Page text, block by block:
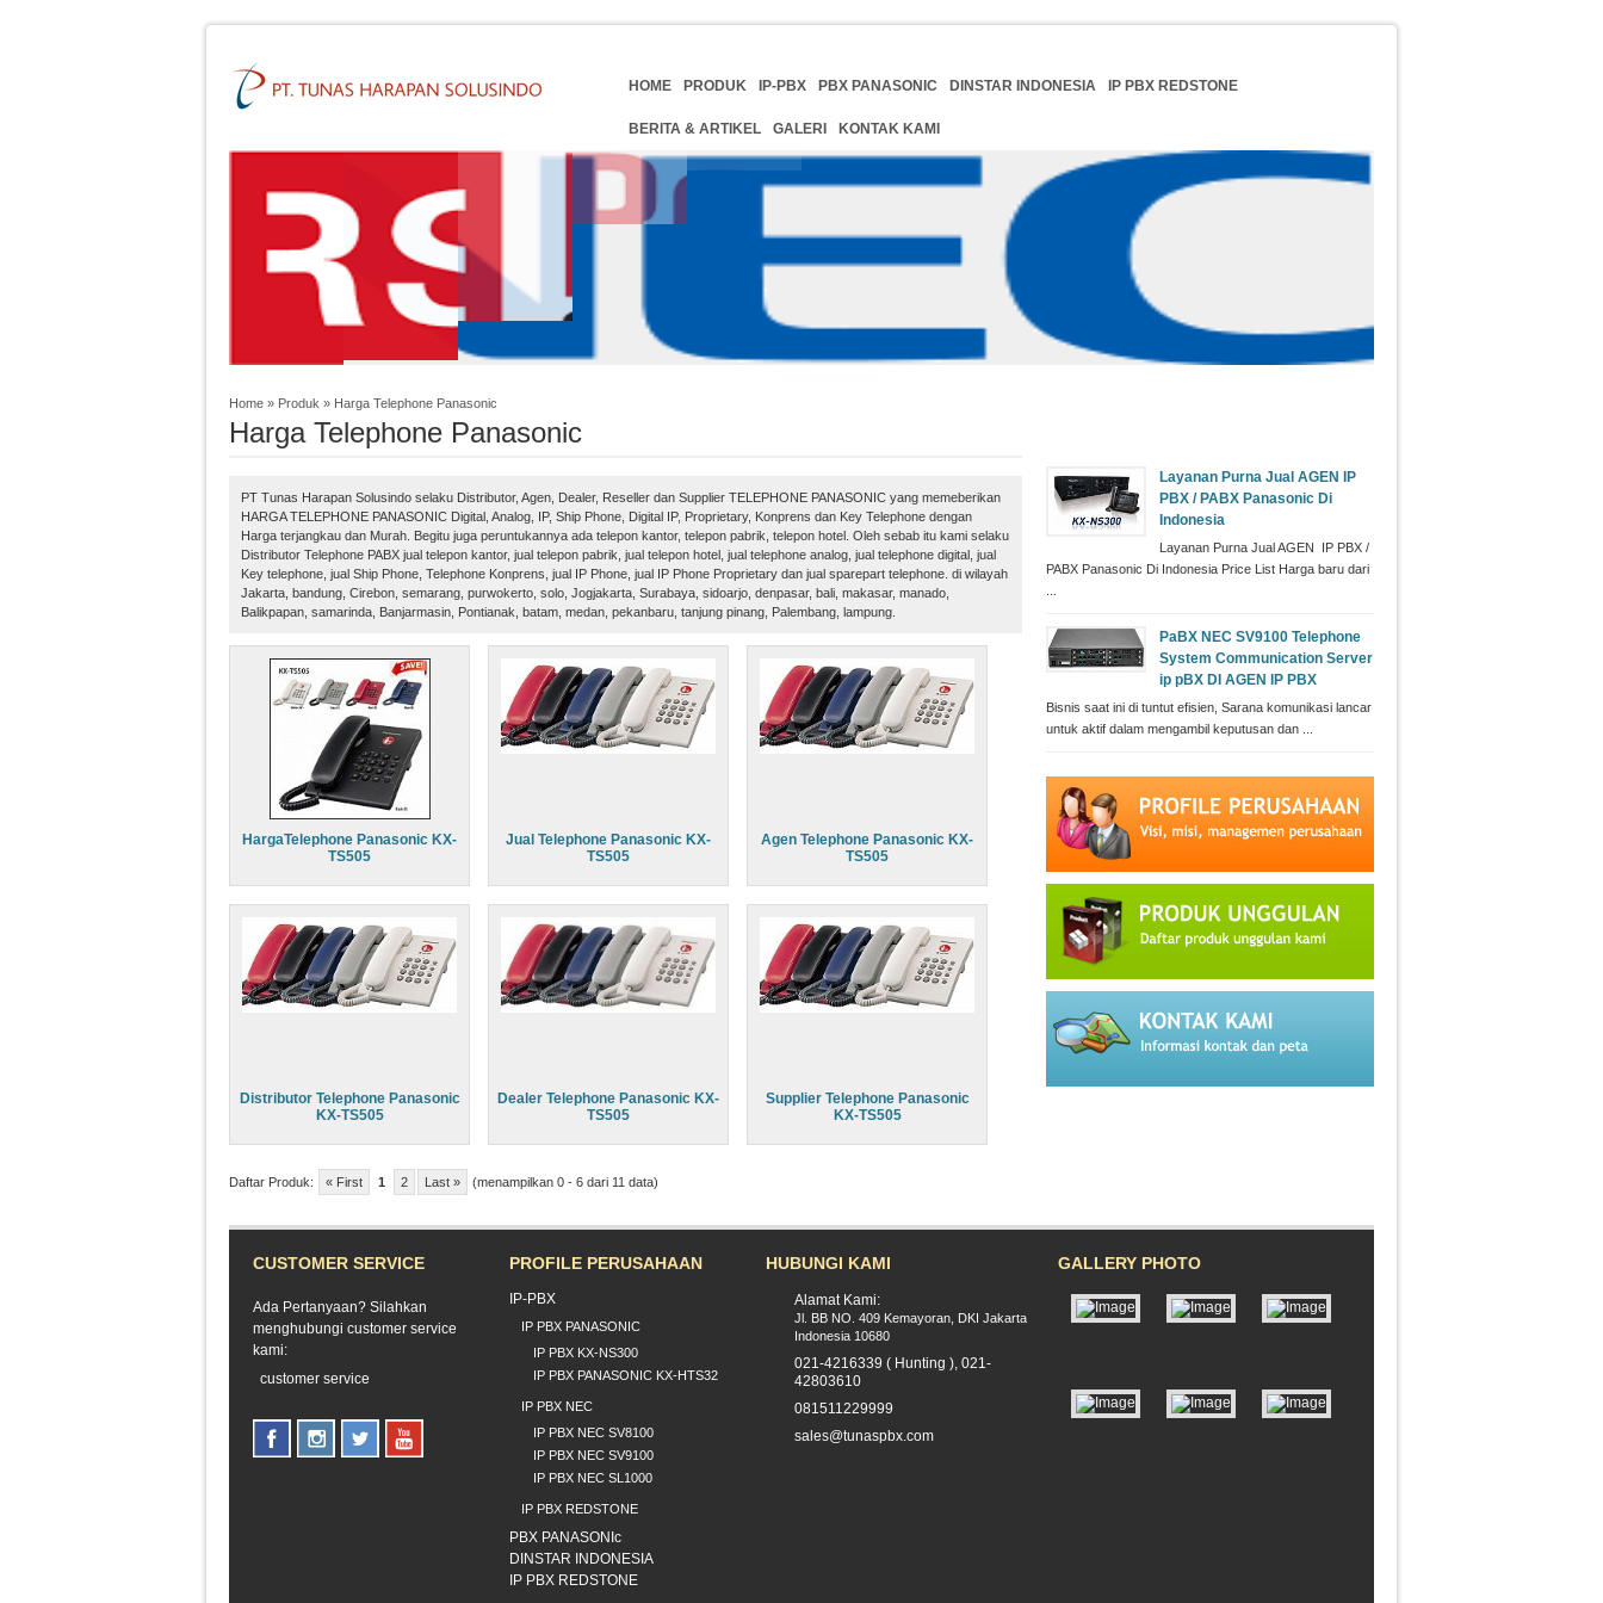
HOME PRODUK IP-PBX PBX PANASONIC DINSTAR INDONESIA IP PBX REDSTONE
BERITA & ARTIKEL GALERI KONTAK KAMI
Home » Produk » Harga Telephone Panasonic
Harga Telephone Panasonic
PT Tunas Harapan Solusindo selaku Distributor, Agen, Dealer, Reseller dan Supplier TELEPHONE PANASONIC yang memeberikan
HARGA TELEPHONE PANASONIC Digital, Analog, IP, Ship Phone, Digital IP, Proprietary, Konprens dan Key Telephone dengan
Harga terjangkau dan Murah. Begitu juga peruntukannya ada telepon kantor, telepon pabrik, telepon hotel. Oleh sebab itu kami selaku
Distributor Telephone PABX jual telepon kantor, jual telepon pabrik, jual telepon hotel, jual telephone analog, jual telephone digital, jual
Key telephone, jual Ship Phone, Telephone Konprens, jual IP Phone, jual IP Phone Proprietary dan jual sparepart telephone. di wilayah
Jakarta, bandung, Cirebon, semarang, purwokerto, solo, Jogjakarta, Surabaya, sidoarjo, denpasar, bali, makasar, manado,
Balikpapan, samarinda, Banjarmasin, Pontianak, batam, medan, pekanbaru, tanjung pinang, Palembang, lampung.
HargaTelephone Panasonic KX-
TS505
Jual Telephone Panasonic KX-
TS505
Agen Telephone Panasonic KX-
TS505
Distributor Telephone Panasonic
KX-TS505
Dealer Telephone Panasonic KX-
TS505
Supplier Telephone Panasonic
KX-TS505
Daftar Produk: « First 1 2 Last » (menampilkan 0 - 6 dari 11 data)
Layanan Purna Jual AGEN IP
PBX / PABX Panasonic Di
Indonesia
Layanan Purna Jual AGEN IP PBX /
PABX Panasonic Di Indonesia Price List Harga baru dari
PaBX NEC SV9100 Telephone
System Communication Server
ip pBX DI AGEN IP PBX
Bisnis saat ini di tuntut efisien, Sarana komunikasi lancar
untuk aktif dalam mengambil keputusan dan ...
CUSTOMER SERVICE
Ada Pertanyaan? Silahkan
menghubungi customer service
kami:
customer service
PROFILE PERUSAHAAN
IP-PBX
IP PBX PANASONIC
IP PBX KX-NS300
IP PBX PANASONIC KX-HTS32
IP PBX NEC
IP PBX NEC SV8100
IP PBX NEC SV9100
IP PBX NEC SL1000
IP PBX REDSTONE
PBX PANASONIc
DINSTAR INDONESIA
IP PBX REDSTONE
HUBUNGI KAMI
Alamat Kami:
Jl. BB NO. 409 Kemayoran, DKI Jakarta
Indonesia 10680
021-4216339 ( Hunting ), 021-
42803610
081511229999
sales@tunaspbx.com
GALLERY PHOTO